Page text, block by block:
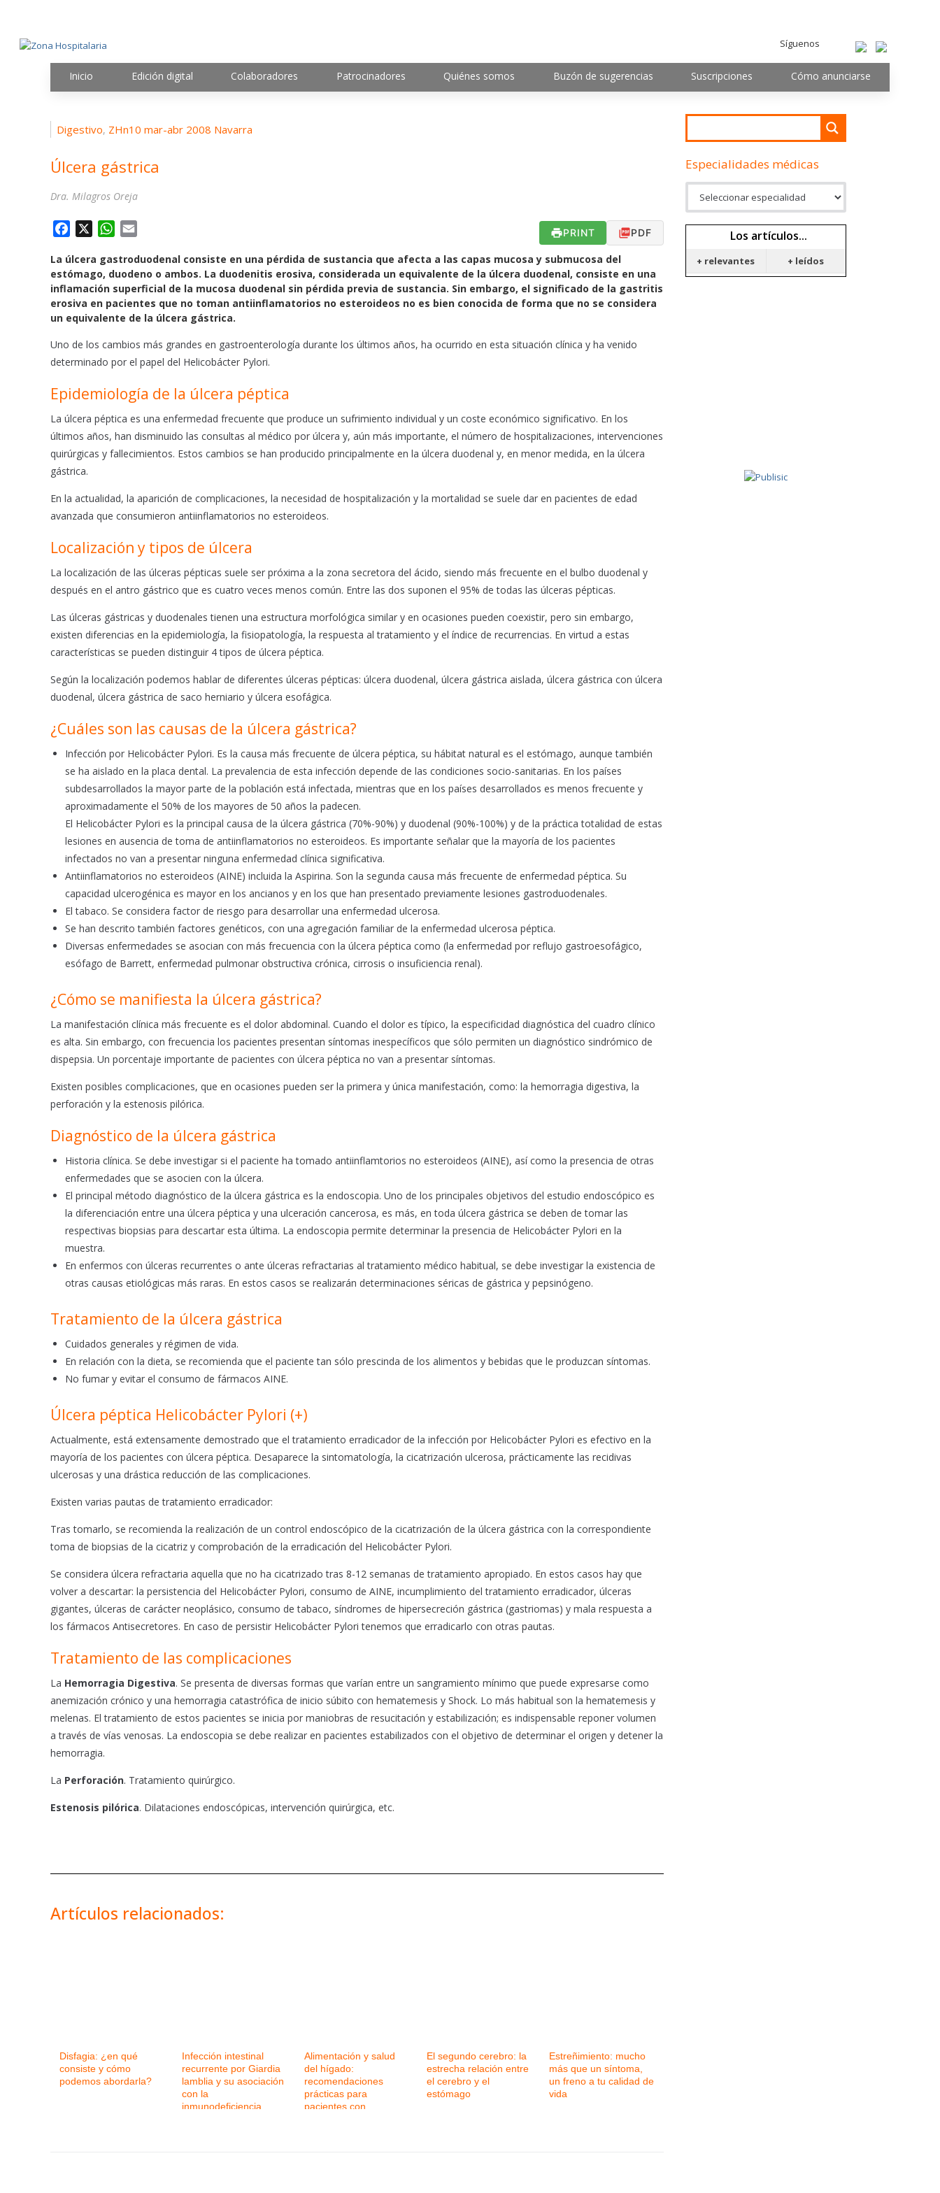
Síguenos
Inicio Edición digital Colaboradores Patrocinadores Quiénes somos Buzón de sugerencias Suscripciones Cómo anunciarse
Digestivo, ZHn10 mar-abr 2008 Navarra
Úlcera gástrica
Dra. Milagros Oreja
c
e
b
o
k
W
a
t
s
A
p
a
i
l
PRINT PDF
La úlcera gastroduodenal consiste en una pérdida de sustancia que afecta a las capas mucosa y submucosa del
estómago, duodeno o ambos. La duodenitis erosiva, considerada un equivalente de la úlcera duodenal, consiste en una
inflamación superficial de la mucosa duodenal sin pérdida previa de sustancia. Sin embargo, el significado de la gastritis
erosiva en pacientes que no toman antiinflamatorios no esteroideos no es bien conocida de forma que no se considera
un equivalente de la úlcera gástrica.
Uno de los cambios más grandes en gastroenterología durante los últimos años, ha ocurrido en esta situación clínica y ha venido
determinado por el papel del Helicobácter Pylori.
Epidemiología de la úlcera péptica
La úlcera péptica es una enfermedad frecuente que produce un sufrimiento individual y un coste económico significativo. En los
últimos años, han disminuido las consultas al médico por úlcera y, aún más importante, el número de hospitalizaciones, intervenciones
quirúrgicas y fallecimientos. Estos cambios se han producido principalmente en la úlcera duodenal y, en menor medida, en la úlcera
gástrica.
En la actualidad, la aparición de complicaciones, la necesidad de hospitalización y la mortalidad se suele dar en pacientes de edad
avanzada que consumieron antiinflamatorios no esteroideos.
Localización y tipos de úlcera
La localización de las úlceras pépticas suele ser próxima a la zona secretora del ácido, siendo más frecuente en el bulbo duodenal y
después en el antro gástrico que es cuatro veces menos común. Entre las dos suponen el 95% de todas las úlceras pépticas.
Las úlceras gástricas y duodenales tienen una estructura morfológica similar y en ocasiones pueden coexistir, pero sin embargo,
existen diferencias en la epidemiología, la fisiopatología, la respuesta al tratamiento y el índice de recurrencias. En virtud a estas
características se pueden distinguir 4 tipos de úlcera péptica.
Según la localización podemos hablar de diferentes úlceras pépticas: úlcera duodenal, úlcera gástrica aislada, úlcera gástrica con úlcera
duodenal, úlcera gástrica de saco herniario y úlcera esofágica.
¿Cuáles son las causas de la úlcera gástrica?
Infección por Helicobácter Pylori. Es la causa más frecuente de úlcera péptica, su hábitat natural es el estómago, aunque también
se ha aislado en la placa dental. La prevalencia de esta infección depende de las condiciones socio-sanitarias. En los países
subdesarrollados la mayor parte de la población está infectada, mientras que en los países desarrollados es menos frecuente y
aproximadamente el 50% de los mayores de 50 años la padecen.
El Helicobácter Pylori es la principal causa de la úlcera gástrica (70%-90%) y duodenal (90%-100%) y de la práctica totalidad de estas
lesiones en ausencia de toma de antiinflamatorios no esteroideos. Es importante señalar que la mayoría de los pacientes
infectados no van a presentar ninguna enfermedad clínica significativa.
Antiinflamatorios no esteroideos (AINE) incluida la Aspirina. Son la segunda causa más frecuente de enfermedad péptica. Su
capacidad ulcerogénica es mayor en los ancianos y en los que han presentado previamente lesiones gastroduodenales.
El tabaco. Se considera factor de riesgo para desarrollar una enfermedad ulcerosa.
Se han descrito también factores genéticos, con una agregación familiar de la enfermedad ulcerosa péptica.
Diversas enfermedades se asocian con más frecuencia con la úlcera péptica como (la enfermedad por reflujo gastroesofágico,
esófago de Barrett, enfermedad pulmonar obstructiva crónica, cirrosis o insuficiencia renal).
¿Cómo se manifiesta la úlcera gástrica?
La manifestación clínica más frecuente es el dolor abdominal. Cuando el dolor es típico, la especificidad diagnóstica del cuadro clínico
es alta. Sin embargo, con frecuencia los pacientes presentan síntomas inespecíficos que sólo permiten un diagnóstico sindrómico de
dispepsia. Un porcentaje importante de pacientes con úlcera péptica no van a presentar síntomas.
Existen posibles complicaciones, que en ocasiones pueden ser la primera y única manifestación, como: la hemorragia digestiva, la
perforación y la estenosis pilórica.
Diagnóstico de la úlcera gástrica
Historia clínica. Se debe investigar si el paciente ha tomado antiinflamtorios no esteroideos (AINE), así como la presencia de otras
enfermedades que se asocien con la úlcera.
El principal método diagnóstico de la úlcera gástrica es la endoscopia. Uno de los principales objetivos del estudio endoscópico es
la diferenciación entre una úlcera péptica y una ulceración cancerosa, es más, en toda úlcera gástrica se deben de tomar las
respectivas biopsias para descartar esta última. La endoscopia permite determinar la presencia de Helicobácter Pylori en la
muestra.
En enfermos con úlceras recurrentes o ante úlceras refractarias al tratamiento médico habitual, se debe investigar la existencia de
otras causas etiológicas más raras. En estos casos se realizarán determinaciones séricas de gástrica y pepsinógeno.
Tratamiento de la úlcera gástrica
Cuidados generales y régimen de vida.
En relación con la dieta, se recomienda que el paciente tan sólo prescinda de los alimentos y bebidas que le produzcan síntomas.
No fumar y evitar el consumo de fármacos AINE.
Úlcera péptica Helicobácter Pylori (+)
Actualmente, está extensamente demostrado que el tratamiento erradicador de la infección por Helicobácter Pylori es efectivo en la
mayoría de los pacientes con úlcera péptica. Desaparece la sintomatología, la cicatrización ulcerosa, prácticamente las recidivas
ulcerosas y una drástica reducción de las complicaciones.
Existen varias pautas de tratamiento erradicador:
Tras tomarlo, se recomienda la realización de un control endoscópico de la cicatrización de la úlcera gástrica con la correspondiente
toma de biopsias de la cicatriz y comprobación de la erradicación del Helicobácter Pylori.
Se considera úlcera refractaria aquella que no ha cicatrizado tras 8-12 semanas de tratamiento apropiado. En estos casos hay que
volver a descartar: la persistencia del Helicobácter Pylori, consumo de AINE, incumplimiento del tratamiento erradicador, úlceras
gigantes, úlceras de carácter neoplásico, consumo de tabaco, síndromes de hipersecreción gástrica (gastriomas) y mala respuesta a
los fármacos Antisecretores. En caso de persistir Helicobácter Pylori tenemos que erradicarlo con otras pautas.
Tratamiento de las complicaciones
La Hemorragia Digestiva. Se presenta de diversas formas que varían entre un sangramiento mínimo que puede expresarse como
anemización crónico y una hemorragia catastrófica de inicio súbito con hematemesis y Shock. Lo más habitual son la hematemesis y
melenas. El tratamiento de estos pacientes se inicia por maniobras de resucitación y estabilización; es indispensable reponer volumen
a través de vías venosas. La endoscopia se debe realizar en pacientes estabilizados con el objetivo de determinar el origen y detener la
hemorragia.
La Perforación. Tratamiento quirúrgico.
Estenosis pilórica. Dilataciones endoscópicas, intervención quirúrgica, etc.
Artículos relacionados:
Disfagia: ¿en qué
consiste y cómo
podemos abordarla?
Infección intestinal
recurrente por Giardia
lamblia y su asociación
con la
inmunodeficiencia
Alimentación y salud
del hígado:
recomendaciones
prácticas para
pacientes con
El segundo cerebro: la
estrecha relación entre
el cerebro y el
estómago
Estreñimiento: mucho
más que un síntoma,
un freno a tu calidad de
vida
Especialidades médicas
Los artículos...
+ relevantes + leídos